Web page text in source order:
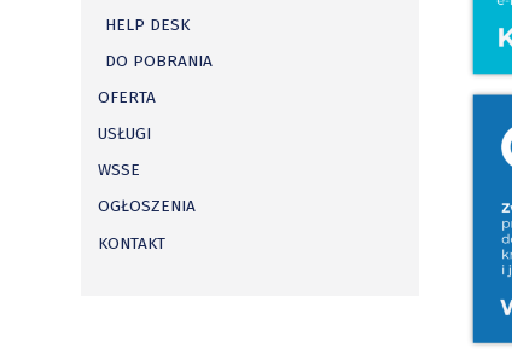
HELP DESK
DO POBRANIA
OFERTA
USŁUGI
WSSE
OGŁOSZENIA
KONTAKT